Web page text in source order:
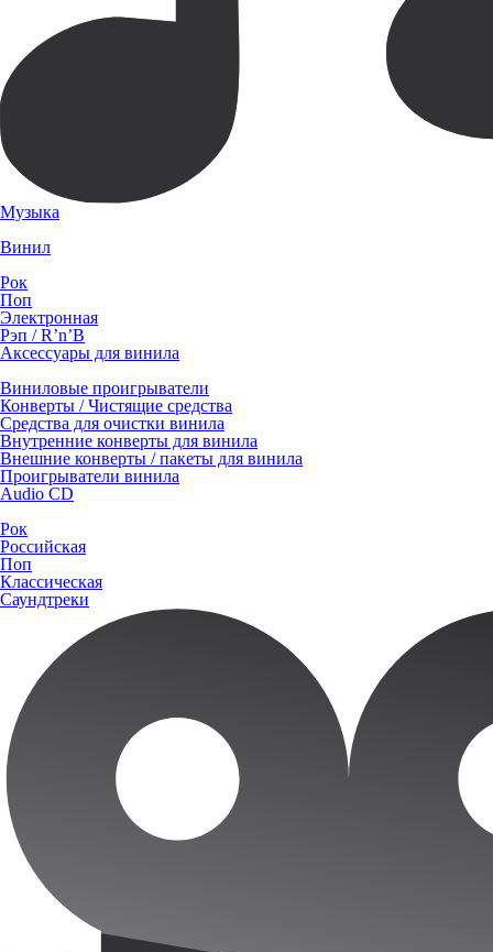
Музыка
Винил
Рок
Поп
Электронная
Рэп / R’n’B
Аксессуары для винила
Виниловые проигрыватели
Конверты / Чистящие средства
Средства для очистки винила
Внутренние конверты для винила
Внешние конверты / пакеты для винила
Проигрыватели винила
Audio CD
Рок
Российская
Поп
Классическая
Саундтреки